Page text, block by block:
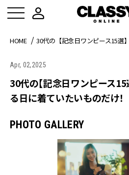
HOME 30代の【記念日ワンピース15選
Apr, 02,2025
30代の【記念日ワンピース
る日に着ていたいものだけ！
PHOTO GALLERY